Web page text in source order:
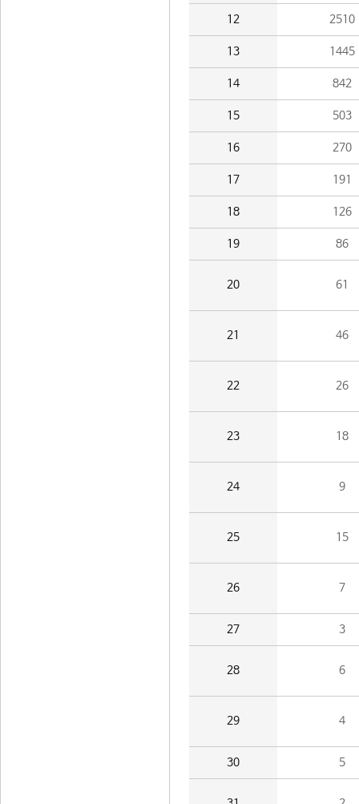
12 2510
13 1445
14 842
15 503
16 270
17 191
18 126
19 86
20 61
21 46
22 26
23 18
24 9
25 15
26 7
27 3
28 6
29 4
30 5